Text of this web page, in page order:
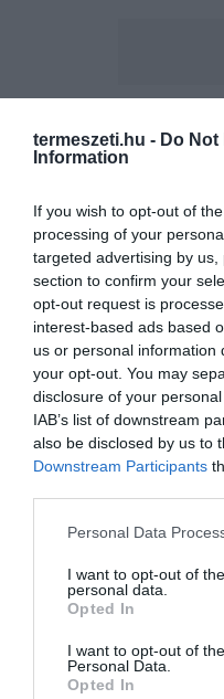
termeszeti.hu - Do Not
Information
If you wish to opt-out of
processing of your
targeted advertising by
section to confirm your
opt-out request is
interest-based ads based
us or personal information
your opt-out. You may
disclosure of your
IAB’s list of downstream
also be disclosed by us to
Downstream Participants
Please note that this
not limited to your visit or
grant or deny consent to
use your data for below
consent section.
Personal Data
I want to opt-out of
personal data.
Opted In
I want to opt-out of
Personal Data.
Opted In
ÉJJEL IS
KISZOMBORI
HASONLÓ ÉRDEKESSÉGEK